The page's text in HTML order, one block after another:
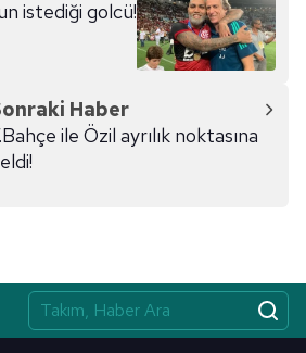
istediği golcü!
Haber
ile Özil ayrılık noktasına